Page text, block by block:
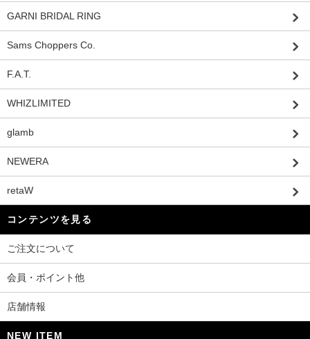
GARNI BRIDAL RING
Sams Choppers Co.
F.A.T.
WHIZLIMITED
glamb
NEWERA
retaW
コンテンツを見る
ご注文について
会員・ポイント他
店舗情報
NEW ITEM